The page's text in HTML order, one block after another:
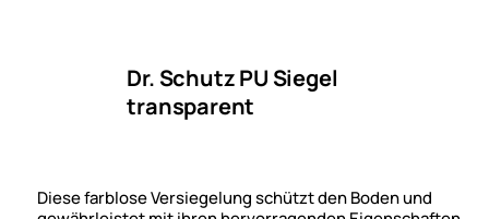
Dr. Schutz PU Siegel
transparent
Diese farblose Versiegelung schützt den Boden und